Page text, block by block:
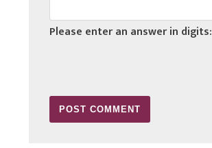
Please enter an answer in digits: